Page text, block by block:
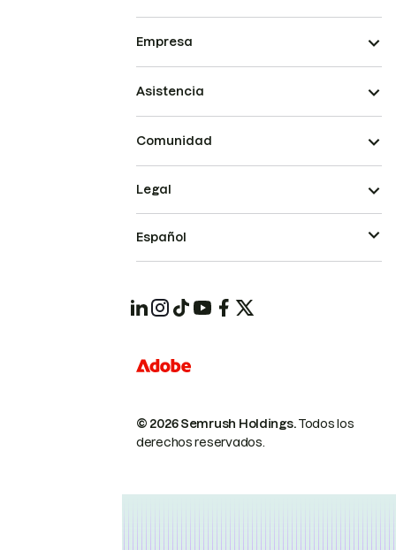
Empresa
Asistencia
Comunidad
© 2026 Semrush Holdings.Todos los
derechos reservados.
Legal
Español